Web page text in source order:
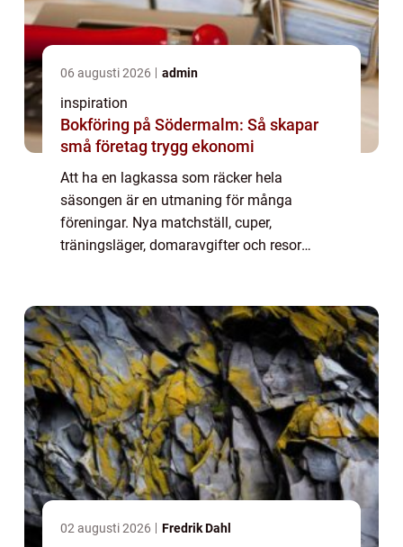
06 augusti 2026 admin
inspiration
Bokföring på Södermalm: Så skapar
små företag trygg ekonomi
Att ha en lagkassa som räcker hela
säsongen är en utmaning för många
föreningar. Nya matchställ, cuper,
träningsläger, domaravgifter och resor
runt. Många lag väl...
02 augusti 2026 Fredrik Dahl